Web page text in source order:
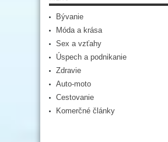
Bývanie
Móda a krása
Sex a vzťahy
Úspech a podnikanie
Zdravie
Auto-moto
Cestovanie
Komerčné články